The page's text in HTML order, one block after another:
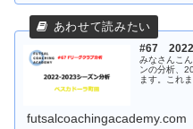
#67 2022-
みなさんこ
ンの分析、
ます。これ
futsalcoachingacademy.com